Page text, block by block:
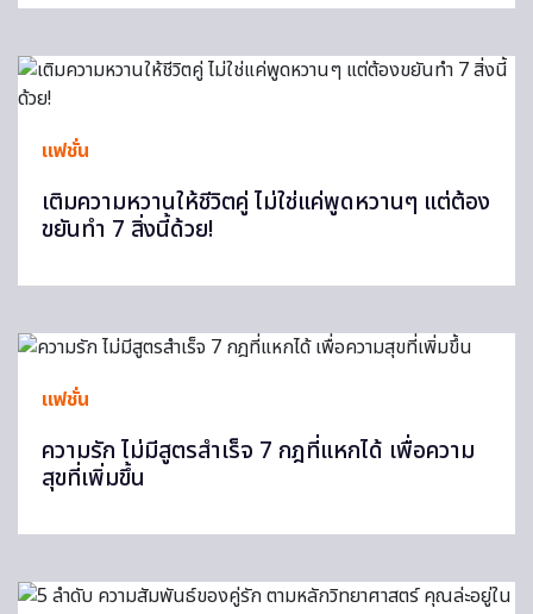
แฟชั่น
เติมความหวานให้ชีวิตคู่ ไม่ใช่แค่พูดหวานๆ แต่ต้อง
ขยันทำ 7 สิ่งนี้ด้วย!
แฟชั่น
ความรัก ไม่มีสูตรสำเร็จ 7 กฎที่แหกได้ เพื่อความ
สุขที่เพิ่มขึ้น